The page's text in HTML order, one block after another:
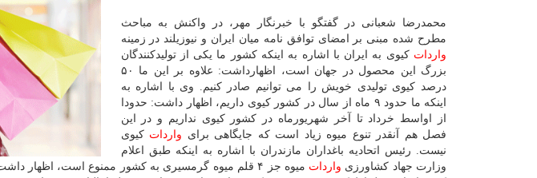
محمدرضا شعبانی در گفتگو با خبرنگار مهر، در واكنش به مباحث
مطرح شده مبنی بر امضای توافق نامه میان ایران و نیوزیلند در زمینه
واردات كیوی به ایران با اشاره به اینكه كشور ما یكی از تولیدكنندگان
بزرگ این محصول در جهان است، اظهارداشت: علاوه بر این ما ۵۰
درصد كیوی تولیدی خویش را می توانیم صادر كنیم. وی با اشاره به
اینكه ما حدود ۹ ماه از سال در كشور كیوی داریم، اظهار داشت: حدودا
از اواسط خرداد تا آخر شهریورماه در كشور كیوی نداریم و در این
فصل هم آنقدر تنوع میوه زیاد است كه جایگاهی برای واردات كیوی
نیست. رئیس اتحادیه باغداران مازندران با اشاره به اینكه طبق اعلام
وزارت جهاد كشاورزی واردات
میوه جز ۴ قلم میوه گرمسیری به كشور ممنوع است،